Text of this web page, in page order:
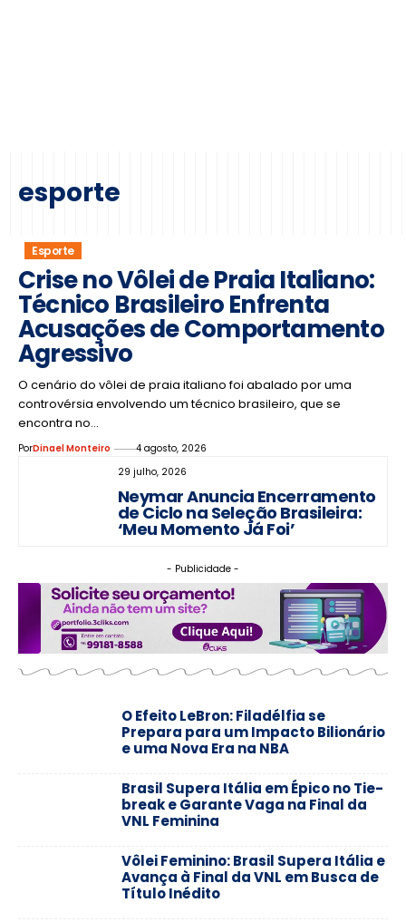
esporte
Esporte
Crise no Vôlei de Praia Italiano:
Técnico Brasileiro Enfrenta
Acusações de Comportamento
Agressivo
O cenário do vôlei de praia italiano foi abalado por uma
controvérsia envolvendo um técnico brasileiro, que se
encontra no…
PorDinael Monteiro
4 agosto, 2026
29 julho, 2026
Neymar Anuncia Encerramento
de Ciclo na Seleção Brasileira:
‘Meu Momento Já Foi’
- Publicidade -
O Efeito LeBron: Filadélfia se
Prepara para um Impacto Bilionário
e uma Nova Era na NBA
Brasil Supera Itália em Épico no Tie-
break e Garante Vaga na Final da
VNL Feminina
Vôlei Feminino: Brasil Supera Itália e
Avança à Final da VNL em Busca de
Título Inédito